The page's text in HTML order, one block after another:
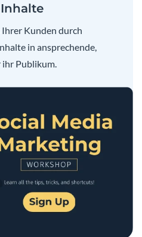
Ihrer Kunden durch
in ansprechende,
Publikum.